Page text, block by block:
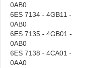
6ES 7134 - 4GB11 -
6ES 7135 - 4GB01 -
6ES 7138 - 4CA01 -